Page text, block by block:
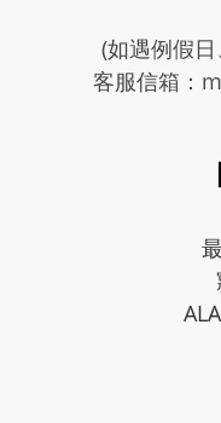
PM-
(如遇例假
客服信箱：